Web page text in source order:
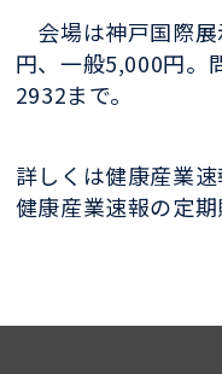
会場は神戸国際
円、一般5,000円。
2932まで。
詳しくは健康産業
健康産業速報の定